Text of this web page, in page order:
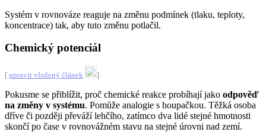
Systém v rovnováze reaguje na změnu podmínek (tlaku, teploty,
koncentrace) tak, aby tuto změnu potlačil.
Chemický potenciál
[ upravit vložený článek ]
Pokusme se přiblížit, proč chemické reakce probíhají jako odpověď
na změny v systému. Pomůže analogie s houpačkou. Těžká osoba
dříve či později převáží lehčího, zatímco dva lidé stejné hmotnosti
skončí po čase v rovnovážném stavu na stejné úrovni nad zemí.